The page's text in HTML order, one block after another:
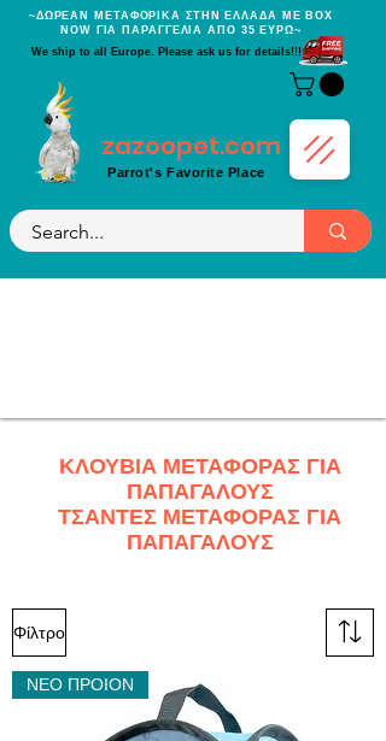
~ΔΩΡΕΑΝ ΜΕΤΑΦΟΡΙΚΑ ΣΤΗΝ ΕΛΛΑΔΑ ΜΕ BOX
NOW ΓΙΑ ΠΑΡΑΓΓΕΛΙΑ ΑΠΟ 35 ΕΥΡΩ~
We ship to all Europe. Please ask us for details!!!
zazoopet.com
Parrot's Favorite Place
ΚΛΟΥΒΙΑ ΜΕΤΑΦΟΡΑΣ ΓΙΑ
ΠΑΠΑΓΑΛΟΥΣ
ΤΣΑΝΤΕΣ ΜΕΤΑΦΟΡΑΣ ΓΙΑ
ΠΑΠΑΓΑΛΟΥΣ
Φίλτρο
ΝΕΟ ΠΡΟΙΟΝ